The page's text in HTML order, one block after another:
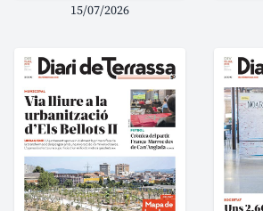
15/07/2026